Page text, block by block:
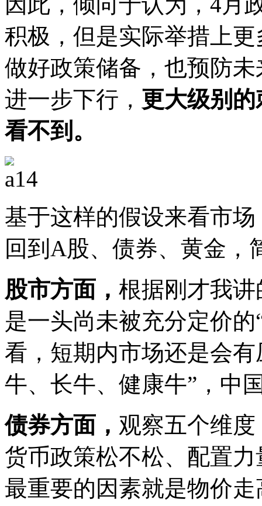
积极，但是实际举措上
做好政策储备，也预防
进一步下行， 更大级别
看不到。
基于这样的假设来看市
回到A股、债券、黄金，
股市方面， 根据刚才我
是一头尚未被充分定价
看，短期内市场还是会
牛、长牛、健康牛”，中
债券方面， 观察五个维
货币政策松不松、配置
最重要的因素就是物价